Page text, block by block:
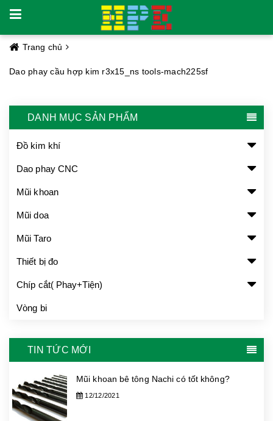
Trang chủ
Dao phay cầu hợp kim r3x15_ns tools-mach225sf
DANH MỤC SẢN PHẨM
Đồ kim khí
Dao phay CNC
Mũi khoan
Mũi doa
Mũi Taro
Thiết bị đo
Chíp cắt( Phay+Tiện)
Vòng bi
TIN TỨC MỚI
Mũi khoan bê tông Nachi có tốt không?
12/12/2021